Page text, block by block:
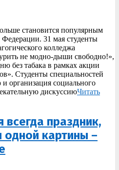
становится популярным
31 мая студенты
колледжа
не модно-дыши свободно!»,
без табака в рамках акции
Студенты специальностей
и организация социального
дискуссиюЧитать
праздник,
картины –